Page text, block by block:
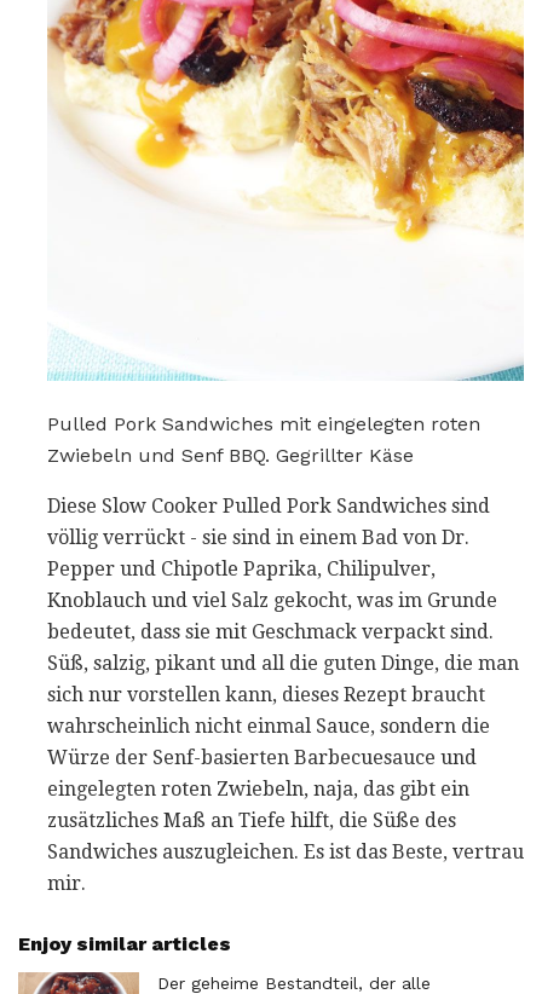
Pulled Pork Sandwiches mit eingelegten roten
Zwiebeln und Senf BBQ. Gegrillter Käse
Diese Slow Cooker Pulled Pork Sandwiches sind
völlig verrückt - sie sind in einem Bad von Dr.
Pepper und Chipotle Paprika, Chilipulver,
Knoblauch und viel Salz gekocht, was im Grunde
bedeutet, dass sie mit Geschmack verpackt sind.
Süß, salzig, pikant und all die guten Dinge, die man
sich nur vorstellen kann, dieses Rezept braucht
wahrscheinlich nicht einmal Sauce, sondern die
Würze der Senf-basierten Barbecuesauce und
eingelegten roten Zwiebeln, naja, das gibt ein
zusätzliches Maß an Tiefe hilft, die Süße des
Sandwiches auszugleichen. Es ist das Beste, vertrau
mir.
Enjoy similar articles
Der geheime Bestandteil, der alle